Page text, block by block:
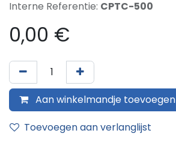
Interne Referentie: CPTC-500
0,00 €
Aan winkelmandje toevoegen
Toevoegen aan verlanglijst